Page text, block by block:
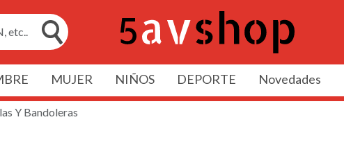
etc..
MUJER NIÑOS DEPORTE Novedades
Y Bandoleras